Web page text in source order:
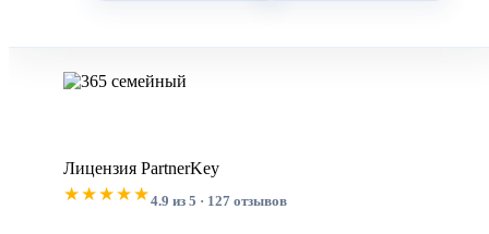
Лицензия PartnerKey
★★★★★4.9 из 5 · 127 отзывов